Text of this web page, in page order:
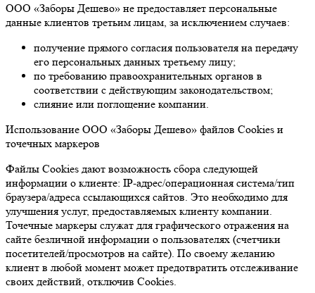
ООО «Заборы Дешево» не предоставляет персональные
данные клиентов третьим лицам, за исключением случаев:
получение прямого согласия пользователя на передачу
его персональных данных третьему лицу;
по требованию правоохранительных органов в
соответствии с действующим законодательством;
слияние или поглощение компании.
Использование ООО «Заборы Дешево» файлов Cookies и
точечных маркеров
Файлы Cookies дают возможность сбора следующей
информации о клиенте: IP-адрес/операционная система/тип
браузера/адреса ссылающихся сайтов. Это необходимо для
улучшения услуг, предоставляемых клиенту компании.
Точечные маркеры служат для графического отражения на
сайте безличной информации о пользователях (счетчики
посетителей/просмотров на сайте). По своему желанию
клиент в любой момент может предотвратить отслеживание
своих действий, отключив Cookies.